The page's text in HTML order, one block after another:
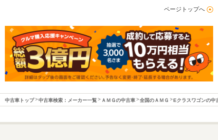
ページトップへ
中古車トップ 中古車検索：メーカー一覧 ＡＭＧの中古車 全国のＡＭＧ Eクラスワゴンの中